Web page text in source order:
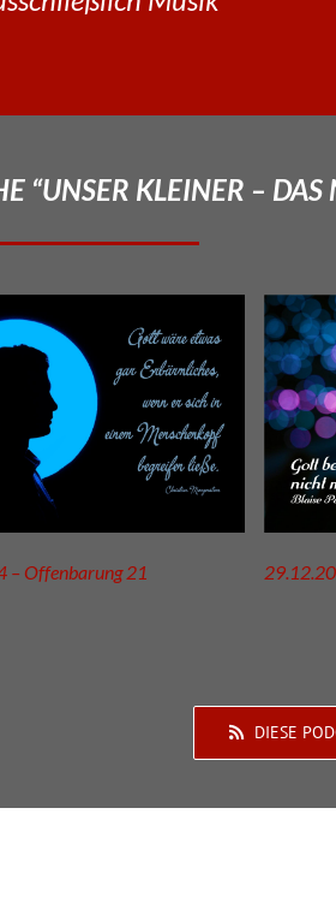
“UNSER KLEINER – DAS
– Offenbarung 21
DIESE